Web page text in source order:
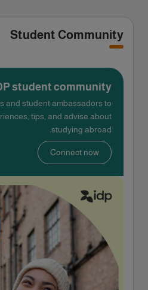
Student Community
student community
and student ambassadors to
tips, and advise about
studying abroad.
Connect now